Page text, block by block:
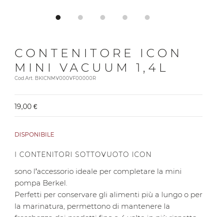
CONTENITORE ICON
MINI VACUUM 1,4L
Cod.Art. BKICNMV000VF00000R
19,00 €
DISPONIBILE
I CONTENITORI SOTTOVUOTO ICON
sono l’accessorio ideale per completare la mini
pompa Berkel.
Perfetti per conservare gli alimenti più a lungo o per
la marinatura, permettono di mantenere la